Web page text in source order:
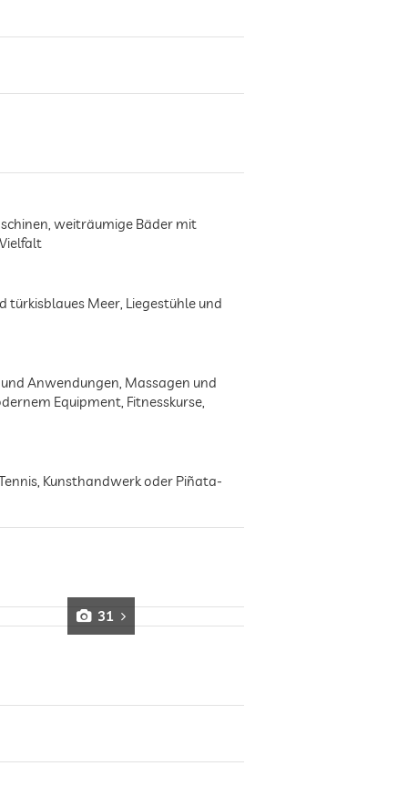
weiträumige Bäder mit
Meer, Liegestühle und
Anwendungen, Massagen und
Equipment, Fitnesskurse,
Kunsthandwerk oder Piñata-
31